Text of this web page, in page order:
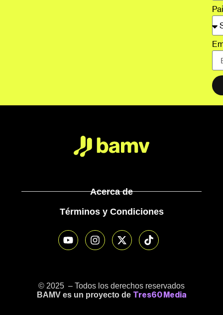
Acerca de
Términos y Condiciones
© 2025 – Todos los derechos reservados
BAMV es un proyecto de Tres60 Media